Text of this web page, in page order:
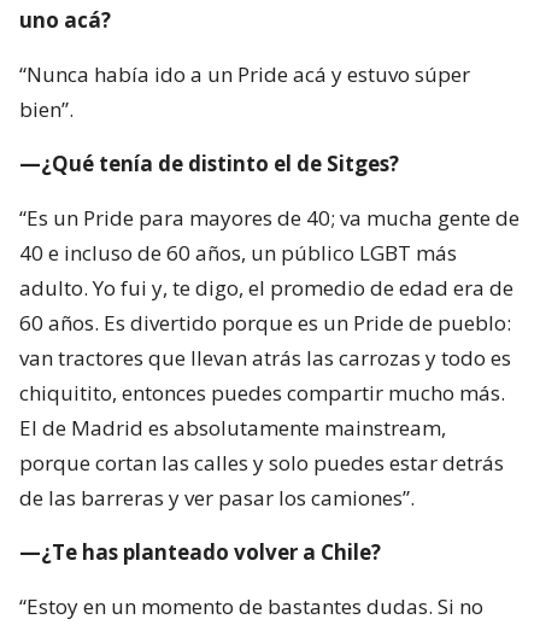
uno acá?
“Nunca había ido a un Pride acá y estuvo súper
bien”.
—¿Qué tenía de distinto el de Sitges?
“Es un Pride para mayores de 40; va mucha gente de
40 e incluso de 60 años, un público LGBT más
adulto. Yo fui y, te digo, el promedio de edad era de
60 años. Es divertido porque es un Pride de pueblo:
van tractores que llevan atrás las carrozas y todo es
chiquitito, entonces puedes compartir mucho más.
El de Madrid es absolutamente mainstream,
porque cortan las calles y solo puedes estar detrás
de las barreras y ver pasar los camiones”.
—¿Te has planteado volver a Chile?
“Estoy en un momento de bastantes dudas. Si no